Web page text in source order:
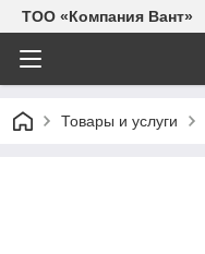
ТОО «Компания Вант»
Товары и услуги